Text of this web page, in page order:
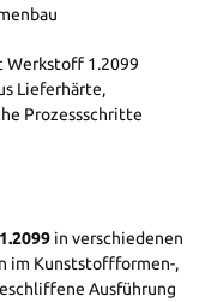
Werkstoff 1.2099
Lieferhärte,
Prozessschritte
1.2099 in verschiedenen
im Kunststoffformen-,
Ausführung